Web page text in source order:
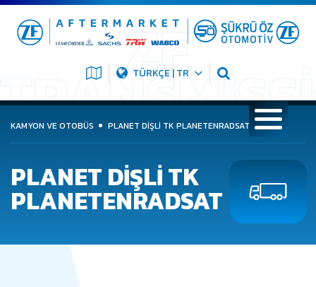
TÜRKÇE | TR
KAMYON VE OTOBÜS PLANET DİŞLİ TK PLANETENRADSAT
PLANET DİŞLİ TK
PLANETENRADSAT